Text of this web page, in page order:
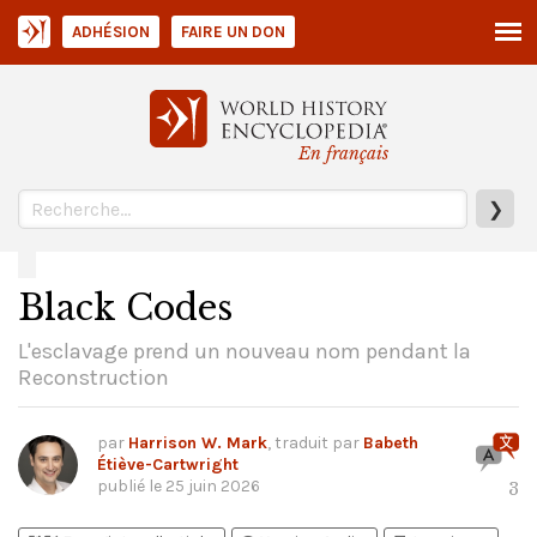
En français
❯
ADHÉSION FAIRE UN DON
Black Codes
L'esclavage prend un nouveau nom pendant la
Reconstruction
par Harrison W. Mark, traduit par Babeth
Étiève-Cartwright
publié le 25 juin 2026 3